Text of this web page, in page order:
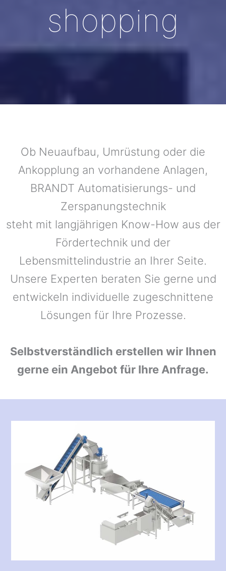
shopping
Ob Neuaufbau, Umrüstung oder die
Ankopplung an vorhandene Anlagen,
BRANDT Automatisierungs- und
Zerspanungstechnik
steht mit langjährigen Know-How aus der
Fördertechnik und der
Lebensmittelindustrie an Ihrer Seite.
Unsere Experten beraten Sie gerne und
entwickeln individuelle zugeschnittene
Lösungen für Ihre Prozesse.
Selbstverständlich erstellen wir Ihnen
gerne ein Angebot für Ihre Anfrage.